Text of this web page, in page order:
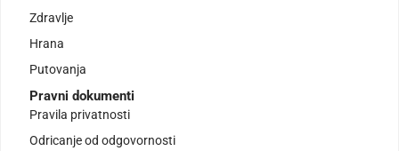
Zdravlje
Hrana
Putovanja
Pravni dokumenti
Pravila privatnosti
Odricanje od odgovornosti